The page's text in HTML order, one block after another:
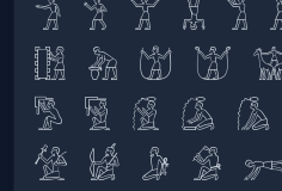
𓀞 𓀟 𓀠 𓀡 𓀢
𓀨 𓀩 𓀪 𓀫
𓀄 𓀅 𓀆 𓀇
𓀍 𓀎 𓀏 𓀑 𓀒